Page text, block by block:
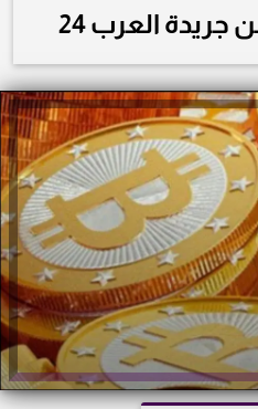
جريدة العرب 24